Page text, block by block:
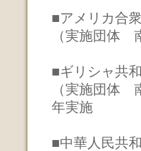
■アメリカ合
（実施団体
■ギリ
（実施団体
年実施
■中華人民共